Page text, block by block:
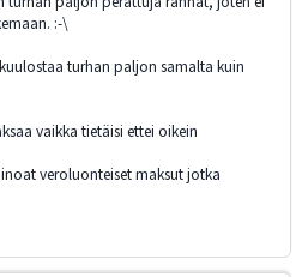
:-\
turhan paljon samalta kuin
vaikka tietäisi ettei oikein
veroluonteiset maksut jotka